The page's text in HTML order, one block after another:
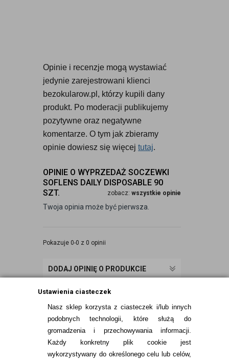
Ustawienia ciasteczek
Nasz sklep korzysta z ciasteczek i/lub innych
podobnych technologii, które służą do
gromadzenia i przechowywania informacji.
Każdy konkretny plik cookie jest
wykorzystywany do określonego celu lub celów,
Opinie i recenzje mogą wystawiać
jedynie zarejestrowani klienci
bezokularow.pl, którzy kupili dany
produkt. Po moderacji publikujemy
pozytywne oraz negatywne
komentarze. O tym jak zbieramy
opinie dowiesz się więcej tutaj.
OPINIE O WYPRZEDAŻ SOCZEWKI
SOFLENS DAILY DISPOSABLE 90
SZT.
zobacz: wszystkie opinie
Twoja opinia może być pierwsza.
Pokazuje 0-0 z 0 opinii
DODAJ OPINIĘ O PRODUKCIE